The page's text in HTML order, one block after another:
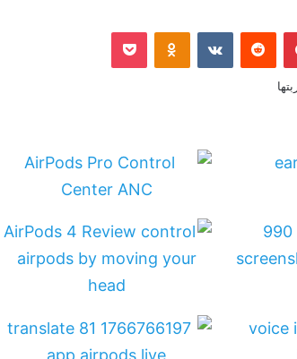
بينتيريست ‏VKontakte